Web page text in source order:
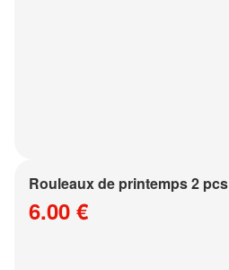
Rouleaux de printemps 2 pcs
6.00 €